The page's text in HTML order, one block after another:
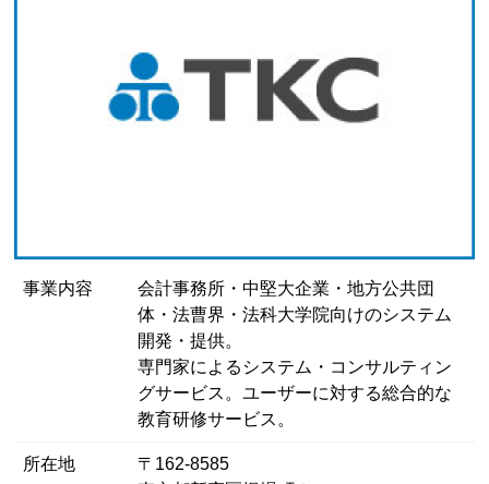
事業内容
会計事務所・中堅大企業・地方公共団
体・法曹界・法科大学院向けのシステム
開発・提供。
専門家によるシステム・コンサルティン
グサービス。ユーザーに対する総合的な
教育研修サービス。
所在地
〒162-8585